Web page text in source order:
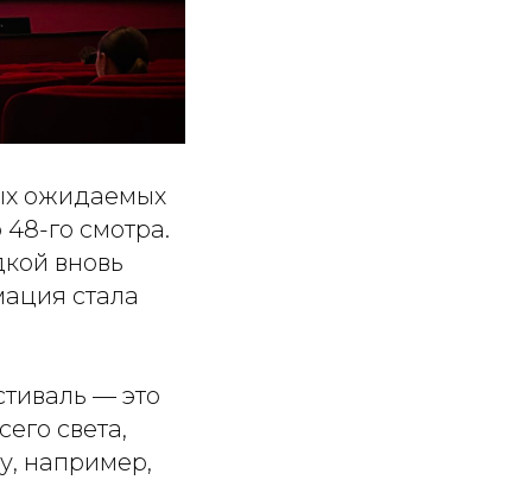
ожидаемых
го смотра.
вновь
стала
— это
света,
например,